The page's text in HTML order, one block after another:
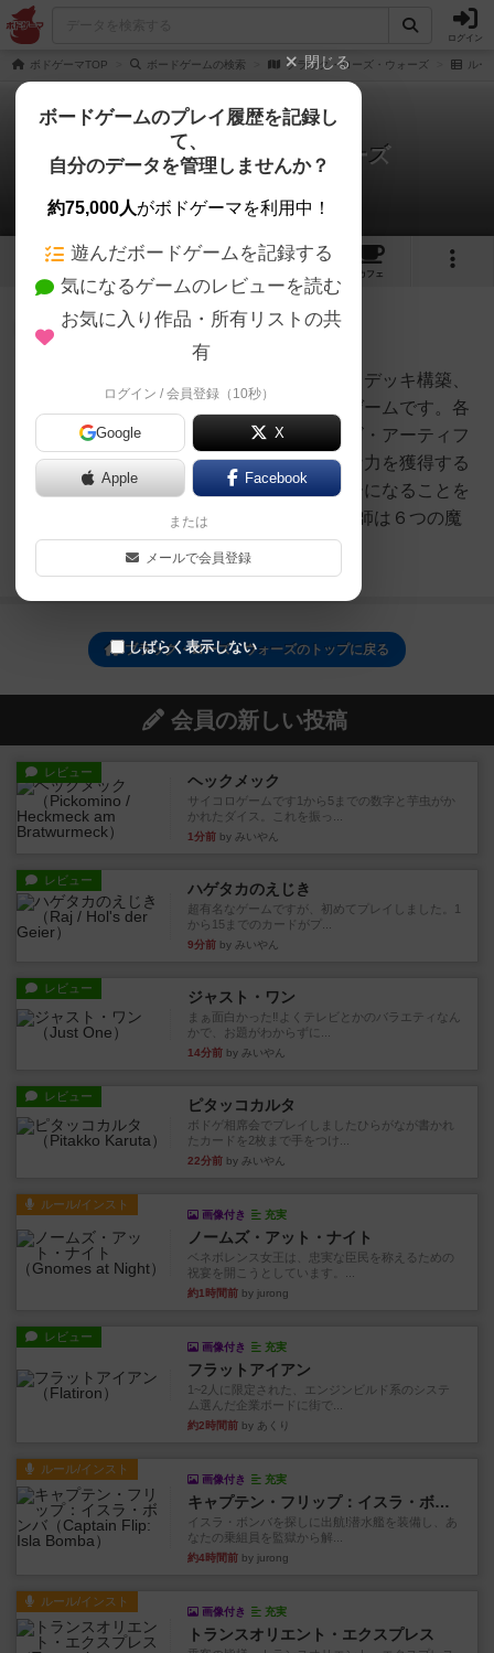
ログイン
ボドゲーマTOP ボードゲームの検索 ブラック・ローズ・ウォーズ ルー
ブラック・ローズ・ウォーズ
1件のルール/インスト
2
カフェ
156名 充実
ブラック・ローズ・ウォーズは、デッキ構築、
戦略、戦闘の対戦ファンタジーゲームです。各
プレイヤーは、ブラック・ローズ・アーティフ
ァクトと忘れられた魔法の強力な力を獲得する
ために、新しいグランドマスターになることを
目指す魔術師の1人です。各魔術師は６つの魔
法の系統を自由に使用で...
仙人
ブラック・ローズ・ウォーズのトップに戻る
会員の新しい投稿
レビュー ヘックメック
サイコロゲームです1から5までの数字と芋虫がか
かれたダイス。これを振っ...
1分前 by みいやん
レビュー ハゲタカのえじき
超有名なゲームですが、初めてプレイしました。1
から15までのカードがプ...
9分前 by みいやん
レビュー ジャスト・ワン
まぁ面白かった‼️よくテレビとかのバラエティなん
かで、お題がわからずに...
14分前 by みいやん
レビュー ピタッコカルタ
ボドゲ相席会でプレイしましたひらがなが書かれ
たカードを2枚まで手をつけ...
22分前 by みいやん
ルール/インスト
画像付き 充実
ノームズ・アット・ナイト
ベネボレンス女王は、忠実な臣民を称えるための
祝宴を開こうとしています。...
約1時間前 by jurong
レビュー
画像付き 充実
フラットアイアン
1~2人に限定された、エンジンビルド系のシステ
ム選んだ企業ボードに街で...
約2時間前 by あくり
ルール/インスト
画像付き 充実
キャプテン・フリップ：イスラ・ボンバ
イスラ・ボンバを探しに出航!潜水艦を装備し、あ
なたの乗組員を監獄から解...
約4時間前 by jurong
ルール/インスト
画像付き 充実
トランスオリエント・エクスプレス
閉じる
ボードゲームのプレイ履歴を記録し
て、
自分のデータを管理しませんか？
約75,000人がボドゲーマを利用中！
遊んだボードゲームを記録する
気になるゲームのレビューを読む
お気に入り作品・所有リストの共
有
ログイン / 会員登録（10秒）
Google X
Apple Facebook
または
メールで会員登録
しばらく表示しない